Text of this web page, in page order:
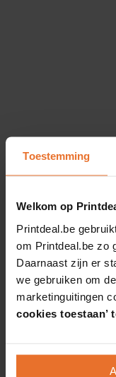
Toestemming
Welkom op
Printdeal.be
om Printdeal.be zo
Daarnaast zijn er
we gebruiken om
marketinguitingen
cookies toestaan’